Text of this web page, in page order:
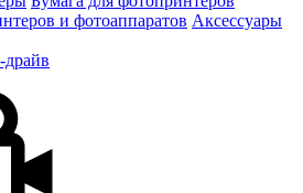
и фотоаппаратов Аксессуары
драйв